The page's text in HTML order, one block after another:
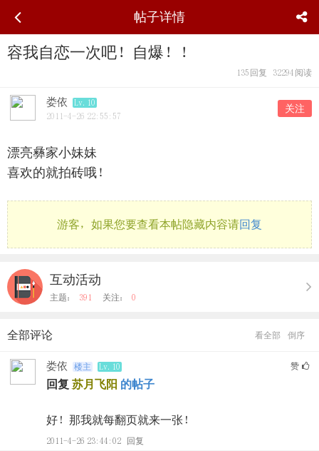
帖子详情
容我自恋一次吧！自爆！！
135 回复 32294 阅读
娄依
Lv.10
2011-4-26 22:55:57
关注
漂亮彝家小妹妹
喜欢的就拍砖哦！
游客，如果您要查看本帖隐藏内容请回复
互动活动
主题： 391 关注： 0
全部评论 倒序
看全部
娄依 楼主 Lv.10 赞
回复 苏月飞阳 的帖子
好！那我就每翻页就来一张！
2011-4-26 23:44:02 回复